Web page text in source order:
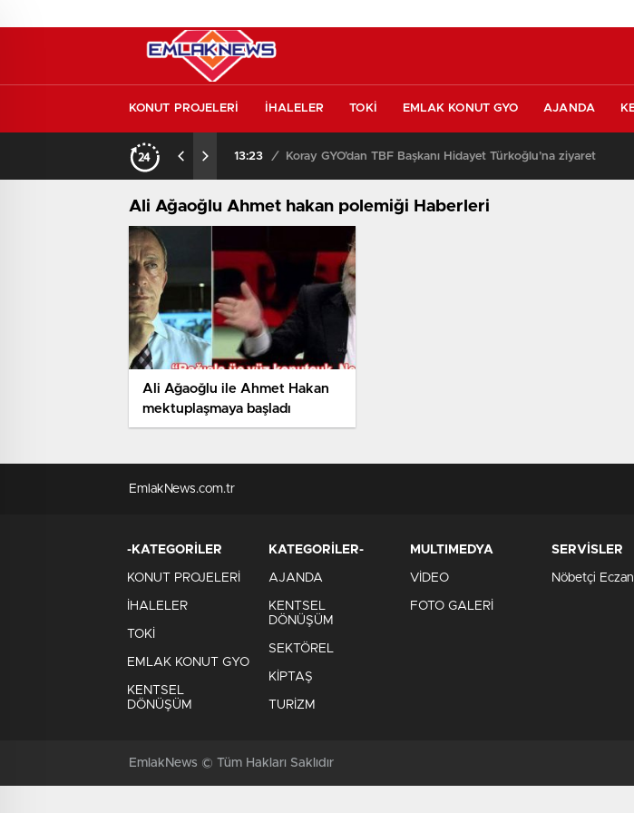
KONUT PROJELERİ İHALELER TOKİ EMLAK KONUT GYO AJANDA
13:23 / Koray GYO’dan TBF Başkanı Hidayet Türkoğlu’na ziyaret
Ali Ağaoğlu Ahmet hakan polemiği Haberleri
Ali Ağaoğlu ile Ahmet Hakan
mektuplaşmaya başladı
EmlakNews.com.tr
-KATEGORİLER
KONUT PROJELERİ
İHALELER
TOKİ
EMLAK KONUT GYO
KENTSEL
DÖNÜŞÜM
KATEGORİLER-
AJANDA
KENTSEL
DÖNÜŞÜM
SEKTÖREL
KİPTAŞ
TURİZM
MULTIMEDYA
VİDEO
FOTO GALERİ
SERVİSLER
Nöbetçi
EmlakNews © Tüm Hakları Saklıdır